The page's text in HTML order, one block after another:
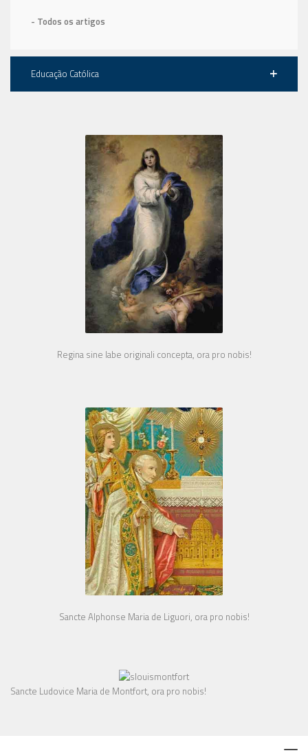
- Todos os artigos
Educação Católica
Regina sine labe originali concepta, ora pro nobis!
Sancte Alphonse Maria de Liguori, ora pro nobis!
Sancte Ludovice Maria de Montfort, ora pro nobis!